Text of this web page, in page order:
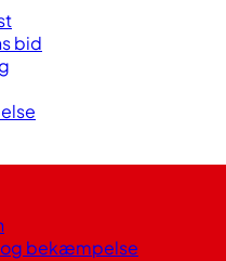
bid
bekæmpelse